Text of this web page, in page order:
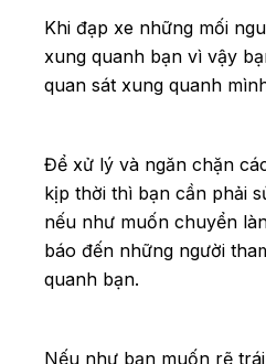
Khi đạp xe những mối
xung quanh bạn vì vậy
quan sát xung quanh
Để xử lý và ngăn chặn
kịp thời thì bạn cần phải
nếu như muốn chuyển
báo đến những người
quanh bạn.
Nếu như bạn muốn rẽ